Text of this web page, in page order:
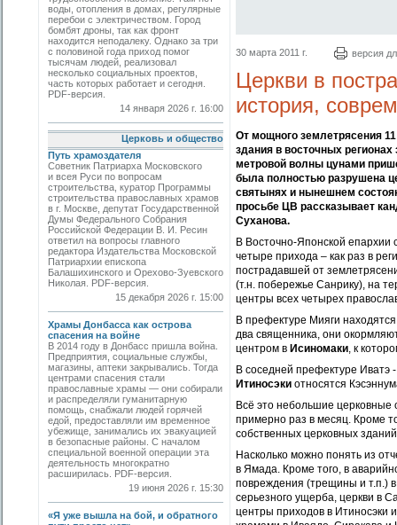
воды, отопления в домах, регулярные
перебои с электричеством. Город
бомбят дроны, так как фронт
находится неподалеку. Однако за три
с половиной года приход помог
тысячам людей, реализовал
несколько социальных проектов,
часть которых работает и сегодня.
PDF-версия.
14 января 2026 г. 16:00
Церковь и общество
Путь храмоздателя
Советник Патриарха Московского
и всея Руси по вопросам
строительства, куратор Программы
строительства православных храмов
в г. Москве, депутат Государственной
Думы Федерального Собрания
Российской Федерации В. И. Ресин
ответил на вопросы главного
редактора Издательства Московской
Патриархии епископа
Балашихинского и Орехово-Зуевского
Николая. PDF-версия.
15 декабря 2026 г. 15:00
Храмы Донбасса как острова
спасения на войне
В 2014 году в Донбасс пришла война.
Предприятия, социальные службы,
магазины, аптеки закрывались. Тогда
центрами спасения стали
православные храмы — они собирали
и распределяли гуманитарную
помощь, снабжали людей горячей
едой, предоставляли им временное
убежище, занимались их эвакуацией
в безопасные районы. С началом
специальной военной операции эта
деятельность многократно
расширилась. PDF-версия.
19 июня 2026 г. 15:30
«Я уже вышла на бой, и обратного
30 марта 2011 г. версия
Церкви в
история,
От мощного землетрясения
здания в восточных
метровой волны цунами
была полностью разрушена
святынях и нынешнем
просьбе ЦВ рассказывает
Суханова.
В Восточно-Японской епархии
четыре прихода – как раз в
пострадавшей от
(т.н. побережье Санрику), на
центры всех четырех
В префектуре Мияги
два священника, они
центром в Исиномаки, к
В соседней префектуре Иватэ
Итиносэки относятся
Всё это небольшие
примерно раз в месяц. Кроме
собственных церковных
Насколько можно понять из
в Ямада. Кроме того, в
повреждения (трещины и т.п.) в
серьезного ущерба, церкви в
центры приходов в Итиносэки